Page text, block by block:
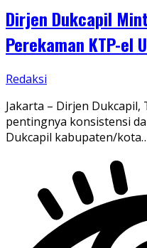
Dirjen Dukcapil
Perekaman KTP-el
Redaksi
Jakarta – Dirjen
pentingnya konsistensi
Dukcapil kabupaten/